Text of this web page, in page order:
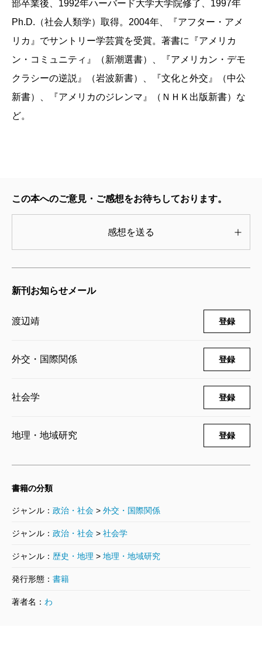
アメリカを探るこの世界紀行の中で、評者が興味を
抱いたのは、メガチャーチの地球規模での拡散であ
る。礼拝に万単位の人を集めるものさえある、アメリ
カ起源の巨大プロテスタント教会がアメリカからアフ
リカ、さらにシンガポールや韓国まで広がっている。
世界最大のメガチャーチは韓国にあるという。メガチ
が、超大国アメリカの前進は世界を牽引する影響力を
点は同国にあるメガチャーチで、それを背後で支えて
いるのは、アメリカのキリスト教保守派だ。こうし
て、アメリカのリベラル・保守の対立が、メガチャー
チの拡散を介して世界規模で展開される。
ただ、ここで著者が注意を促すのは、単にアメリカ
のメガチャーチがそのまま外に移転しているだけでは
ないことだ。形式はアメリカのメガチャーチそのもの
でも、ウガンダあるいは韓国でそれが隆盛となった背
景や意味は異なる。また現地の抱える社会問題に即し
てメガチャーチの社会福祉活動も活発に行われてい
る。「現地化」だ。
は一九六〇年代末に誕生した子供教育番組「セサミス
トリート」の世界中への（文化政策としての）展開で
も起きている。番組は意識的に、綿密に現地化され世
界一五〇カ国で放映されてきた。
部卒業後、1992年ハーバード大学大学院修了、1997年
Ph.D.（社会人類学）取得。2004年、『アフター・アメ
リカ』でサントリー学芸賞を受賞。著書に『アメリカ
ン・コミュニティ』（新潮選書）、『アメリカン・デモ
クラシーの逆説』（岩波新書）、『文化と外交』（中公
新書）、『アメリカのジレンマ』（ＮＨＫ出版新書）な
ど。
この本へのご意見・ご感想をお待ちしております。
感想を送る
新刊お知らせメール
渡辺靖 登録
外交・国際関係 登録
社会学 登録
地理・地域研究 登録
書籍の分類
ジャンル： 政治・社会 > 外交・国際関係
ジャンル： 政治・社会 > 社会学
ジャンル： 歴史・地理 > 地理・地域研究
発行形態： 書籍
著者名： わ